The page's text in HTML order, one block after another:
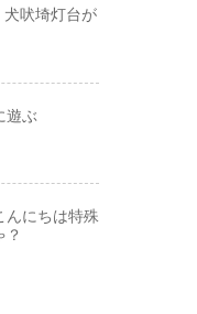
吠埼灯台が
遊ぶ
んにちは特殊